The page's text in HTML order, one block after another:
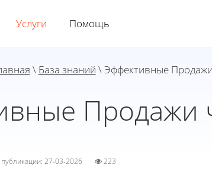
Услуги Помощь
\ База знаний \ Эффективные
Продажи
публикации: 27-03-2026 223